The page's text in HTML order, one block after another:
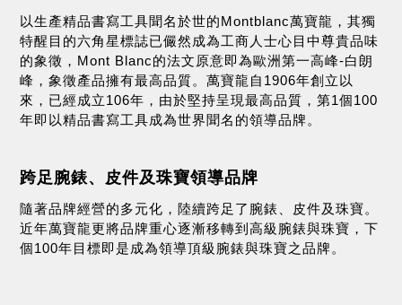
以生產精品書寫工具聞名於世的Montblanc萬寶龍，其獨
特醒目的六角星標誌已儼然成為工商人士心目中尊貴品味
的象徵，Mont Blanc的法文原意即為歐洲第一高峰-白朗
峰，象徵產品擁有最高品質。萬寶龍自1906年創立以
來，已經成立106年，由於堅持呈現最高品質，第1個100
年即以精品書寫工具成為世界聞名的領導品牌。
跨足腕錶、皮件及珠寶領導品牌
隨著品牌經營的多元化，陸續跨足了腕錶、皮件及珠寶。
近年萬寶龍更將品牌重心逐漸移轉到高級腕錶與珠寶，下
個100年目標即是成為領導頂級腕錶與珠寶之品牌。